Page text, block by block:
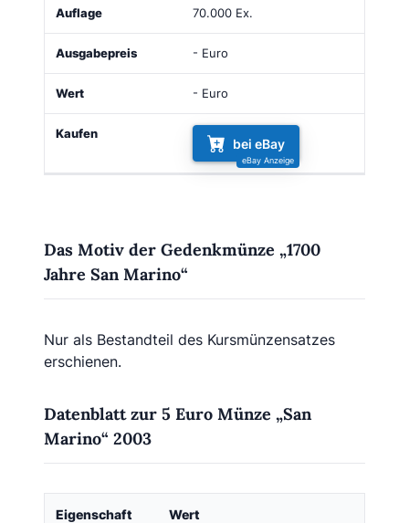
70.000 Ex.
- Euro
- Euro
bei eBay
Das Motiv der Gedenkmünze „1700
Jahre San Marino“
Nur als Bestandteil des Kursmünzensatzes
erschienen.
Datenblatt zur 5 Euro Münze „San
Marino“ 2003
Eigenschaft Wert